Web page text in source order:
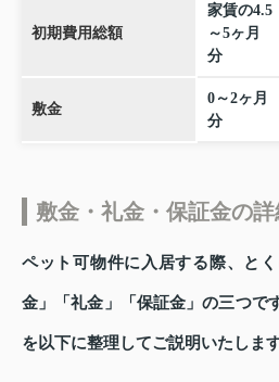
初期費用総額
家賃の4.5
～5ヶ月
分
敷金
0～2ヶ月
分
敷金・礼金・保証金の
ペット可物件に入居する際、と
金」「礼金」「保証金」の三つで
を以下に整理してご説明いたします